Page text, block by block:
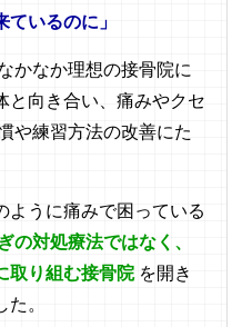
ているのに」
かなか理想の接骨院に
と向き合い、痛みやクセ
や練習方法の改善にた
ように痛みで困っている
の対処療法ではなく、
取り組む接骨院を開き
。